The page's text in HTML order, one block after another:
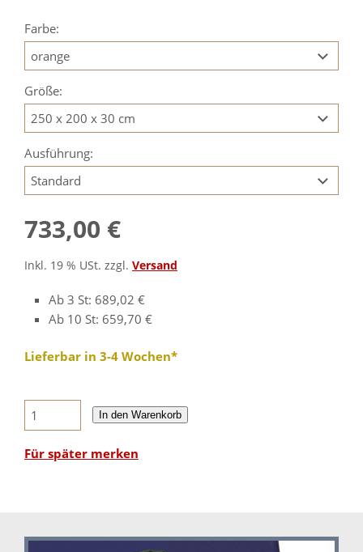
Farbe:
Größe:
Ausführung:
733,00 €
Inkl. 19 % USt. zzgl. Versand
Ab 3 St: 689,02 €
Ab 10 St: 659,70 €
Lieferbar in 3-4 Wochen*
In den Warenkorb
Für später merken